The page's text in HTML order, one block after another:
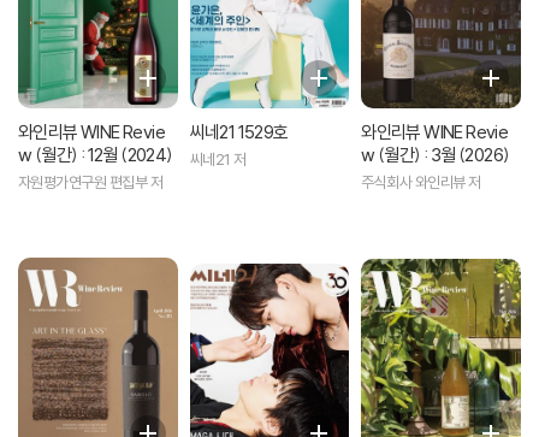
와인리뷰 WINE Revie
w (월간) : 12월 (2024)
자원평가연구원 편집부 저
씨네21 1529호
씨네21 저
와인리뷰 WINE Revie
w (월간) : 3월 (2026)
주식회사 와인리뷰 저